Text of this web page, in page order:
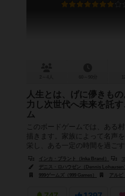
人生とは、げに儚きも
力し次世代へ未来を託
ム
このボードゲームでは、ある
描きます。家族によって名声
栄し、ある一定の時間を過ご
墓に埋葬されます。村の功労者
インカ・ブラント（Inka Brand）
デニス・ロハウゼン（Dennis Lohausen
999ゲームズ（999 Games）
アルビ